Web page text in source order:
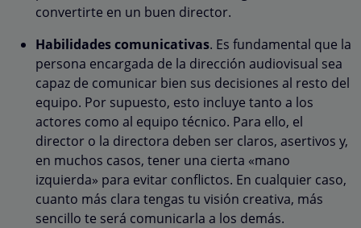
convertirte en un buen director.
Habilidades comunicativas. Es fundamental que la
persona encargada de la dirección audiovisual sea
capaz de comunicar bien sus decisiones al resto del
equipo. Por supuesto, esto incluye tanto a los
actores como al equipo técnico. Para ello, el
director o la directora deben ser claros, asertivos y,
en muchos casos, tener una cierta «mano
izquierda» para evitar conflictos. En cualquier caso,
cuanto más clara tengas tu visión creativa, más
sencillo te será comunicarla a los demás.